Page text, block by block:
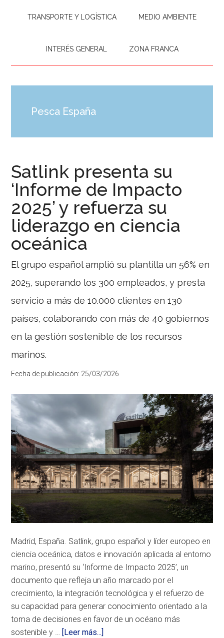
TRANSPORTE Y LOGÍSTICA MEDIO AMBIENTE
INTERÉS GENERAL ZONA FRANCA
Pesca España
Satlink presenta su
‘Informe de Impacto
2025’ y refuerza su
liderazgo en ciencia
oceánica
El grupo español amplió su plantilla un 56% en
2025, superando los 300 empleados, y presta
servicio a más de 10.000 clientes en 130
países, colaborando con más de 40 gobiernos
en la gestión sostenible de los recursos
marinos.
Fecha de publicación: 25/03/2026
Madrid, España. Satlink, grupo español y líder europeo en
ciencia oceánica, datos e innovación aplicada al entorno
marino, presentó su ‘Informe de Impacto 2025’, un
documento que refleja un año marcado por el
crecimiento, la integración tecnológica y el refuerzo de
su capacidad para generar conocimiento orientado a la
toma de decisiones en favor de un océano más
sostenible y …
[Leer más...]